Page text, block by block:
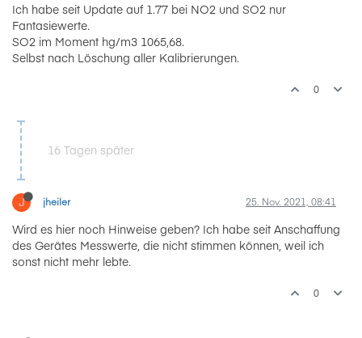
Ich habe seit Update auf 1.77 bei NO2 und SO2 nur
Fantasiewerte.
SO2 im Moment hg/m3 1065,68.
Selbst nach Löschung aller Kalibrierungen.
0
16 Tagen später
J jheiler 25. Nov. 2021, 08:41
Wird es hier noch Hinweise geben? Ich habe seit Anschaffung
des Gerätes Messwerte, die nicht stimmen können, weil ich
sonst nicht mehr lebte.
0